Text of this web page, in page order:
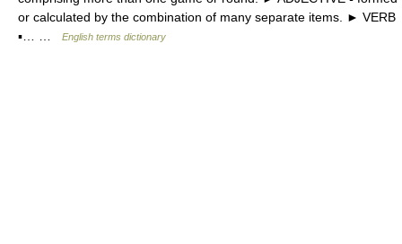
or calculated by the combination of many separate items. ► VERB
▪… …
English terms dictionary